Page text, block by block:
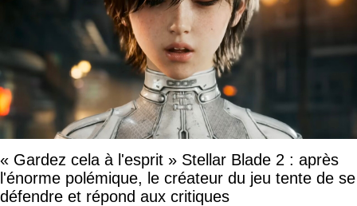
« Gardez cela à l'esprit » Stellar Blade 2 : après
l'énorme polémique, le créateur du jeu tente de se
défendre et répond aux critiques